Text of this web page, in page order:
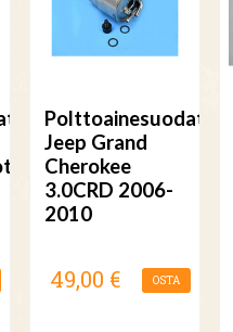
Polttoainesuodatin
Jeep Grand
Cherokee
3.0CRD 2006-
2010
49,00 € OSTA